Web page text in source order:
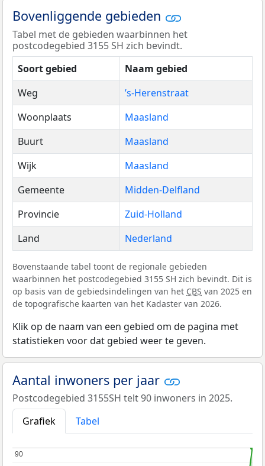
Bovenliggende gebieden
Tabel met de gebieden waarbinnen het
postcodegebied 3155 SH zich bevindt.
Soort gebied
Naam gebied
Weg
’s-Herenstraat
Woonplaats
Maasland
Buurt
Maasland
Wijk
Maasland
Gemeente
Midden-Delfland
Provincie
Zuid-Holland
Land
Nederland
Bovenstaande tabel toont de regionale gebieden
waarbinnen het postcodegebied 3155 SH zich bevindt. Dit is
op basis van de gebiedsindelingen van het CBS van 2025 en
de topografische kaarten van het Kadaster van 2026.
Klik op de naam van een gebied om de pagina met
statistieken voor dat gebied weer te geven.
Aantal inwoners per jaar
Postcodegebied 3155SH telt 90 inwoners in 2025.
Grafiek
Tabel
90
90